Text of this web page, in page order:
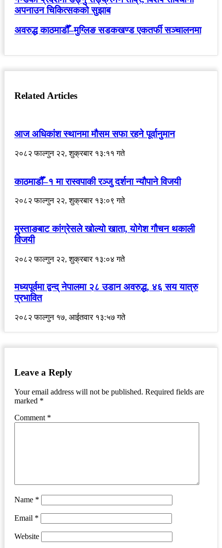
अपनाउन चिकित्सकको सुझाब
अवरुद्ध काठमाडौँ–मुग्लिङ सडकखण्ड एकतर्फी सञ्चालनमा
Related Articles
आज अधिकांश स्थानमा मौसम सफा रहने पूर्वानुमान
२०८२ फाल्गुन २२, शुक्रबार १३:११ गते
काठमाडौँ–१ मा रास्वपाकी रञ्जु दर्शना न्यौपाने विजयी
२०८२ फाल्गुन २२, शुक्रबार १३:०९ गते
मुस्ताङबाट कांग्रेसले खोल्यो खाता, योगेश गौचन थकाली
विजयी
२०८२ फाल्गुन २२, शुक्रबार १३:०४ गते
मध्यपूर्वमा द्वन्द् नेपालमा २८ उडान अवरुद्ध, ४६ सय यात्रु
प्रभावित
२०८२ फाल्गुन १७, आईतवार १३:५७ गते
Leave a Reply
Your email address will not be published. Required fields are
marked *
Comment *
Name *
Email *
Website